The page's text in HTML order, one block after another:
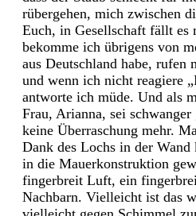
rübergehen, mich zwischen
Euch, in Gesellschaft fällt es
bekomme ich übrigens von
aus Deutschland habe,
und wenn ich nicht reagiere
antworte ich müde. Und als
Frau, Arianna, sei
keine Überraschung mehr.
Dank des Lochs in der
in die Mauerkonstruktion
fingerbreit Luft, ein
Nachbarn. Vielleicht ist das